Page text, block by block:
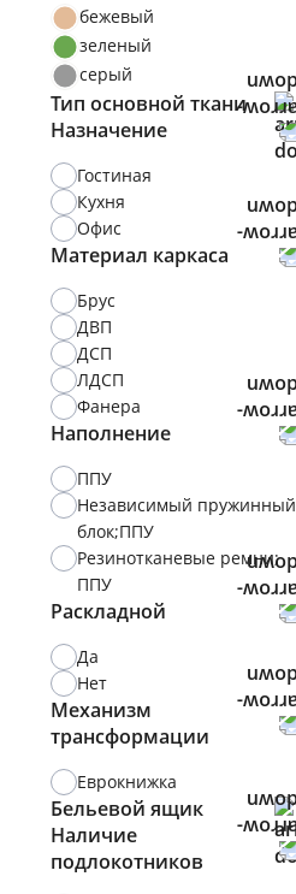
бежевый
зеленый
серый
Тип основной ткани
Рогожка
Экокожа
Назначение
Гостиная
Кухня
Офис
Материал каркаса
Брус
ДВП
ДСП
ЛДСП
Фанера
Наполнение
ППУ
Независимый пружинный
блок;ППУ
Резинотканевые ремни;
ППУ
Раскладной
Да
Нет
Механизм
трансформации
Еврокнижка
Бельевой ящик
Есть
Нет
Наличие
подлокотников